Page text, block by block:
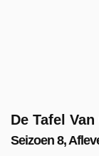
De Tafel
Seizoen 8,